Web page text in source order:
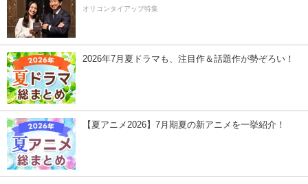
オリコンタイアップ特集
2026年7月夏ドラマも、注目作＆話題作が勢ぞろい！
【夏アニメ2026】7月期夏の新アニメを一挙紹介！